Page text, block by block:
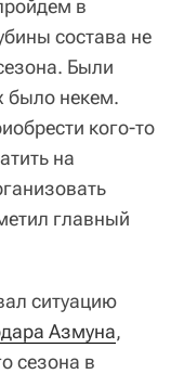
в
состава не
Были
было некем.
кого-то
на
главный
ситуацию
Азмуна,
сезона в